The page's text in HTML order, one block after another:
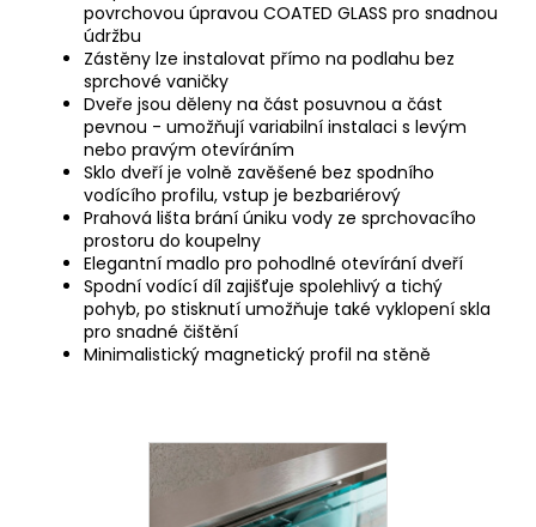
povrchovou úpravou COATED GLASS pro snadnou
údržbu
Zástěny lze instalovat přímo na podlahu bez
sprchové vaničky
Dveře jsou děleny na část posuvnou a část
pevnou - umožňují variabilní instalaci s levým
nebo pravým otevíráním
Sklo dveří je volně zavěšené bez spodního
vodícího profilu, vstup je bezbariérový
Prahová lišta brání úniku vody ze sprchovacího
prostoru do koupelny
Elegantní madlo pro pohodlné otevírání dveří
Spodní vodící díl zajišťuje spolehlivý a tichý
pohyb, po stisknutí umožňuje také vyklopení skla
pro snadné čištění
Minimalistický magnetický profil na stěně